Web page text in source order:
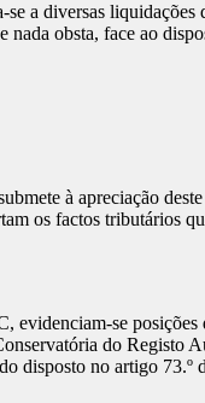
a diversas
obsta, face ao
à apreciação
os factos tributários
se
do Registo
disposto no artigo 73.º